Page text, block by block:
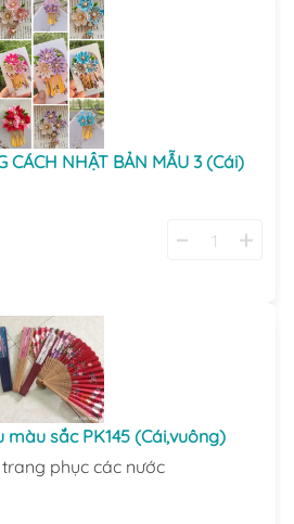
CÁCH NHẬT BẢN MẪU 3 (Cái)
sắc PK145 (Cái,vuông)
trang phục các nước